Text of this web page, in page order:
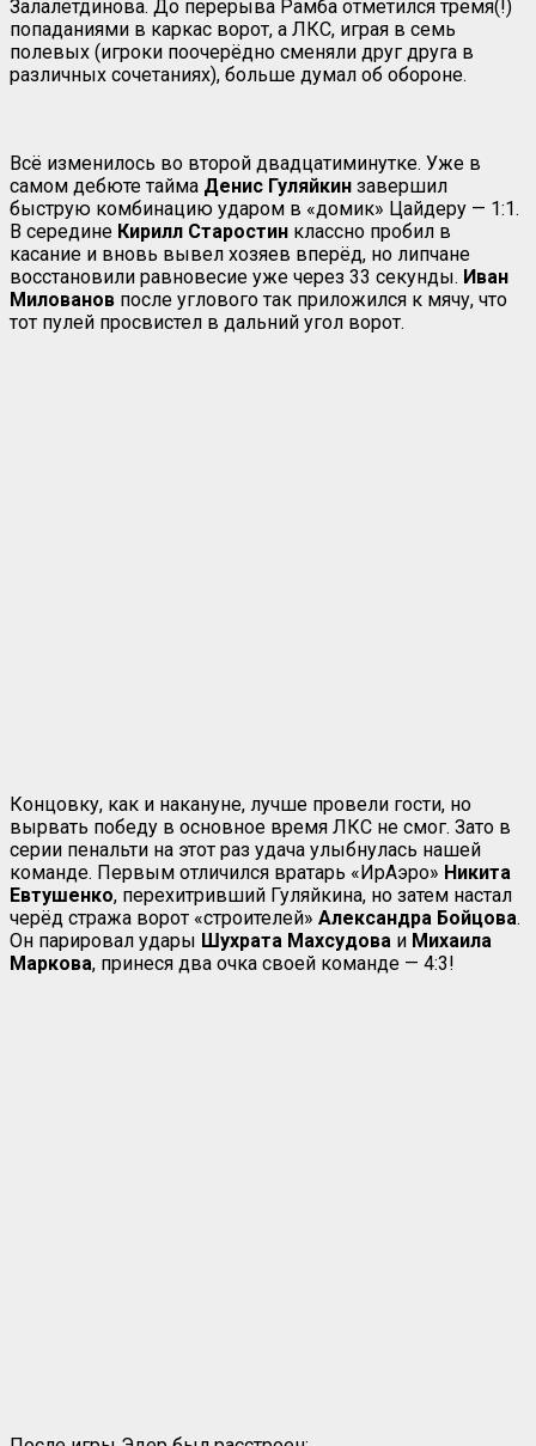
Залалетдинова. До перерыва Рамба отметился тремя(!)
попаданиями в каркас ворот, а ЛКС, играя в семь
полевых (игроки поочерёдно сменяли друг друга в
различных сочетаниях), больше думал об обороне.
Всё изменилось во второй двадцатиминутке. Уже в
самом дебюте тайма Денис Гуляйкин завершил
быструю комбинацию ударом в «домик» Цайдеру — 1:1.
В середине Кирилл Старостин классно пробил в
касание и вновь вывел хозяев вперёд, но липчане
восстановили равновесие уже через 33 секунды. Иван
Милованов после углового так приложился к мячу, что
тот пулей просвистел в дальний угол ворот.
Концовку, как и накануне, лучше провели гости, но
вырвать победу в основное время ЛКС не смог. Зато в
серии пенальти на этот раз удача улыбнулась нашей
команде. Первым отличился вратарь «ИрАэро» Никита
Евтушенко, перехитривший Гуляйкина, но затем настал
черёд стража ворот «строителей» Александра Бойцова.
Он парировал удары Шухрата Махсудова и Михаила
Маркова, принеся два очка своей команде — 4:3!